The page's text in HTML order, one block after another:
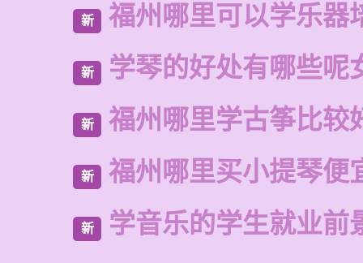
新 福州哪里可以学乐器
新 学琴的好处有哪些呢
新 福州哪里学古筝比较
新 福州哪里买小提琴便
新 学音乐的学生就业前